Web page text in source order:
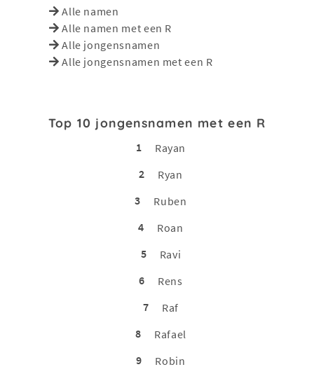
Alle namen
Alle namen met een R
Alle jongensnamen
Alle jongensnamen met een R
Top 10 jongensnamen met een R
1
Rayan
2
Ryan
3
Ruben
4
Roan
5
Ravi
6
Rens
7
Raf
8
Rafael
9
Robin